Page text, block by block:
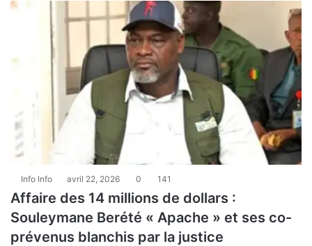
Info Info avril 22, 2026 0 141
Affaire des 14 millions de dollars :
Souleymane Berété « Apache » et ses co-
prévenus blanchis par la justice